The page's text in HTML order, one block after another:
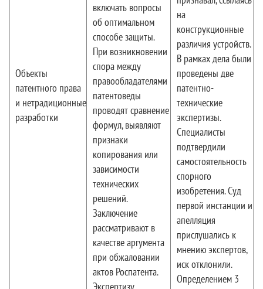
Объекты
патентного права
и нетрадиционные
разработки
включать вопросы
об оптимальном
способе защиты.
При возникновении
спора между
правообладателями
патентоведы
проводят сравнение
формул, выявляют
признаки
копирования или
зависимости
технических
решений.
Заключение
рассматривают в
качестве аргумента
при обжаловании
актов Роспатента.
на
конструкционные
различия устройств.
В рамках дела были
проведены две
патентно-
технические
экспертизы.
Специалисты
подтвердили
самостоятельность
спорного
изобретения. Суд
первой инстанции и
апелляция
прислушались к
мнению экспертов,
иск отклонили.
Определением 3